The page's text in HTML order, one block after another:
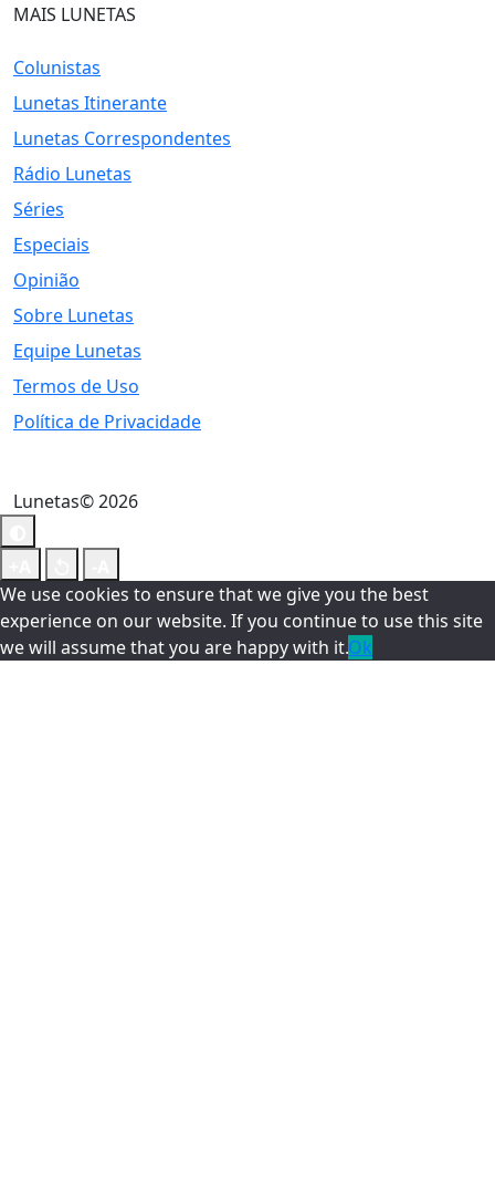
MAIS LUNETAS
Colunistas
Lunetas Itinerante
Lunetas Correspondentes
Rádio Lunetas
Séries
Especiais
Opinião
Sobre Lunetas
Equipe Lunetas
Termos de Uso
Política de Privacidade
Lunetas© 2026
We use cookies to ensure that we give you the best
experience on our website. If you continue to use this site
we will assume that you are happy with it.Ok